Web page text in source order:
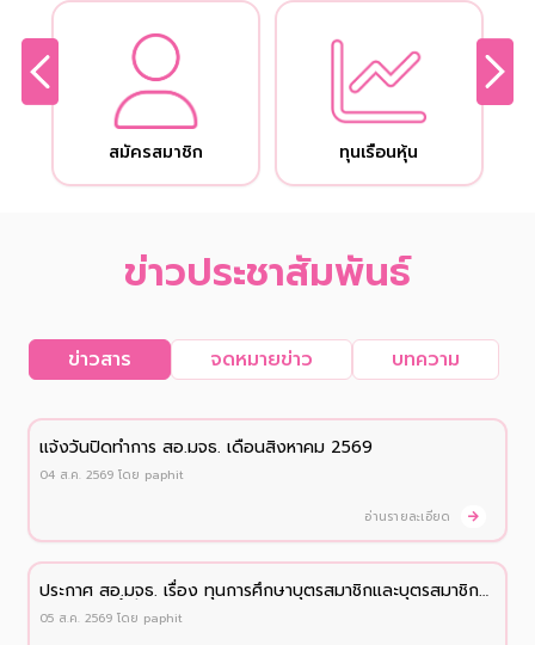
สมัครสมาชิก ทุนเรือนหุ้น
ข่าวประชาสัมพันธ์
ข่าวสาร จดหมายข่าว บทความ
เเจ้งวันปิดทำการ สอ.มจธ. เดือนสิงหาคม 2569
04 ส.ค. 2569 โดย paphit
อ่านรายละเอียด
ประกาศ สอ.มจธ. เรื่อง ทุนการศึกษาบุตรสมาชิกและบุตรสมาชิก
สมทบ ประจำปี 2569
05 ส.ค. 2569 โดย paphit